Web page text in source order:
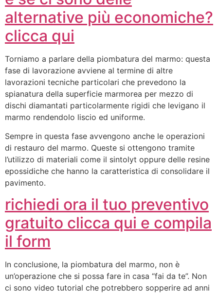
alternative più economiche?
clicca qui
Torniamo a parlare della piombatura del marmo: questa
fase di lavorazione avviene al termine di altre
lavorazioni tecniche particolari che prevedono la
spianatura della superficie marmorea per mezzo di
dischi diamantati particolarmente rigidi che levigano il
marmo rendendolo liscio ed uniforme.
Sempre in questa fase avvengono anche le operazioni
di restauro del marmo. Queste si ottengono tramite
l’utilizzo di materiali come il sintolyt oppure delle resine
epossidiche che hanno la caratteristica di consolidare il
pavimento.
richiedi ora il tuo preventivo
gratuito clicca qui e compila
il form
In conclusione, la piombatura del marmo, non è
un’operazione che si possa fare in casa “fai da te”. Non
ci sono video tutorial che potrebbero sopperire ad anni